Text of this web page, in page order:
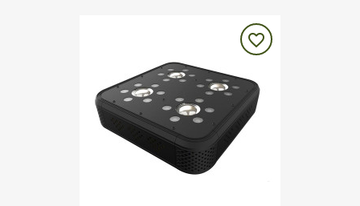
favorite_border